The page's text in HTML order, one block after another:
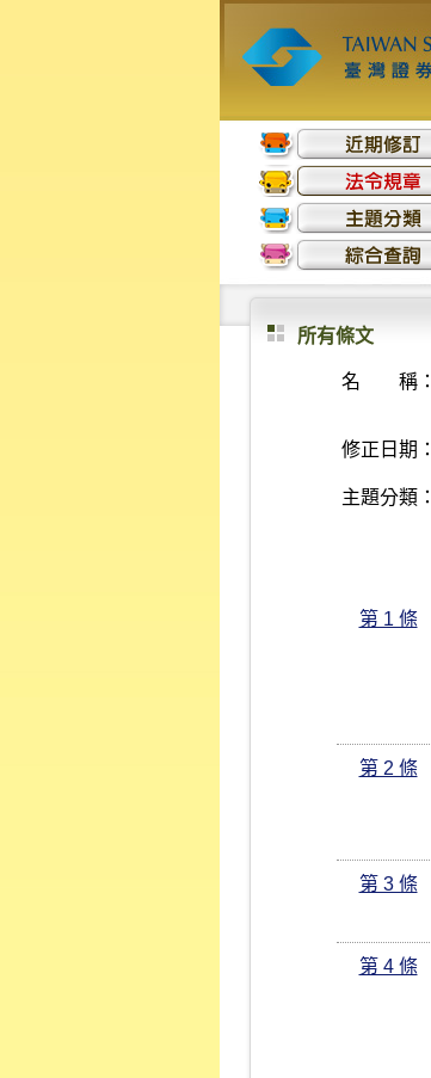
所有條文
名 稱：
修正日期：
主題分類：
第 1 條
第 2 條
第 3 條
第 4 條